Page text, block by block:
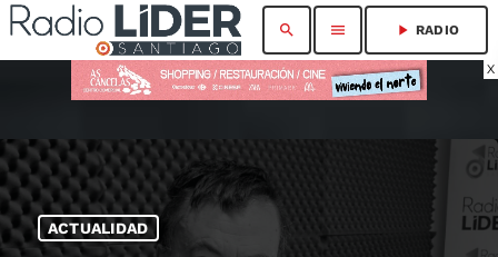
X
search menu play_arrow RADIO
ACTUALIDAD